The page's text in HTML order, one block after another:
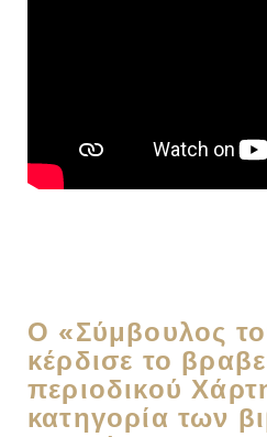
Ο «Σύμβουλος
κέρδισε το
περιοδικού
κατηγορία των